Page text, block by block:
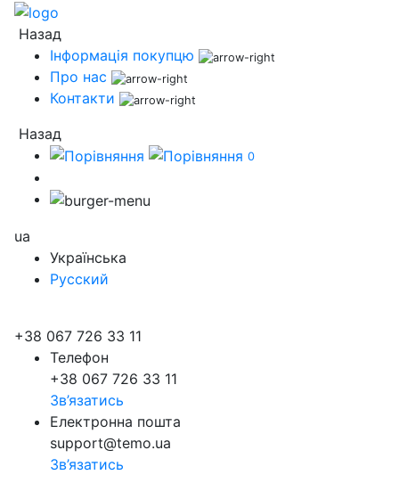
Назад
Інформація покупцю
Про нас
Контакти
Назад
0
ua
Українська
Русский
+38 067 726 33 11
Телефон
+38 067 726 33 11
Зв’язатись
Електронна пошта
support@temo.ua
Зв’язатись